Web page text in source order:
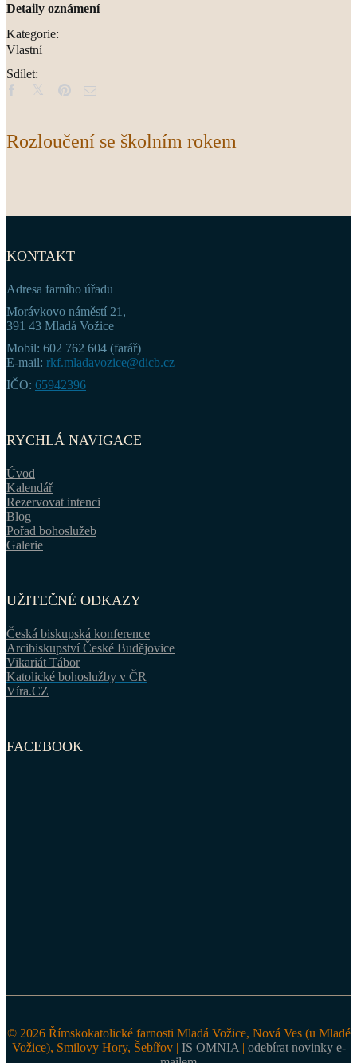
Detaily oznámení
Kategorie:
Vlastní
Sdílet:
Rozloučení se školním rokem
KONTAKT
Adresa farního úřadu
Morávkovo náměstí 21,
391 43 Mladá Vožice
Mobil: 602 762 604 (farář)
E-mail: rkf.mladavozice@dicb.cz
IČO: 65942396
RYCHLÁ NAVIGACE
Úvod
Kalendář
Rezervovat intenci
Blog
Pořad bohoslužeb
Galerie
UŽITEČNÉ ODKAZY
Česká biskupská konference
Arcibiskupství České Budějovice
Vikariát Tábor
Katolické bohoslužby v ČR
Víra.CZ
FACEBOOK
© 2026 Římskokatolické farnosti Mladá Vožice, Nová Ves (u Mladé
Vožice), Smilovy Hory, Šebířov | IS OMNIA | odebírat novinky e-